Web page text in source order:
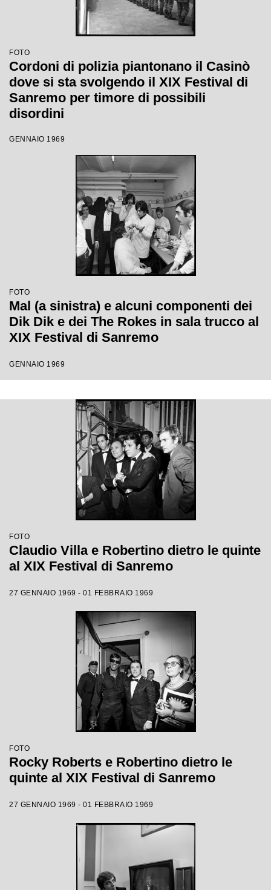
FOTO
Cordoni di polizia piantonano il Casinò
dove si sta svolgendo il XIX Festival di
Sanremo per timore di possibili
disordini
GENNAIO 1969
FOTO
Mal (a sinistra) e alcuni componenti dei
Dik Dik e dei The Rokes in sala trucco al
XIX Festival di Sanremo
GENNAIO 1969
FOTO
Claudio Villa e Robertino dietro le quinte
al XIX Festival di Sanremo
27 GENNAIO 1969 - 01 FEBBRAIO 1969
FOTO
Rocky Roberts e Robertino dietro le
quinte al XIX Festival di Sanremo
27 GENNAIO 1969 - 01 FEBBRAIO 1969